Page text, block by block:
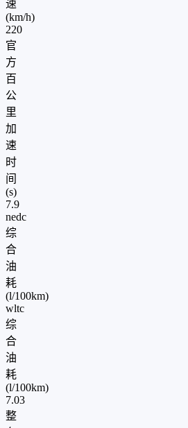
速
(km/h)
220
官
方
百
公
里
加
速
时
间
(s)
7.9
nedc
综
合
油
耗
(l/100km)
wltc
综
合
油
耗
(l/100km)
7.03
整